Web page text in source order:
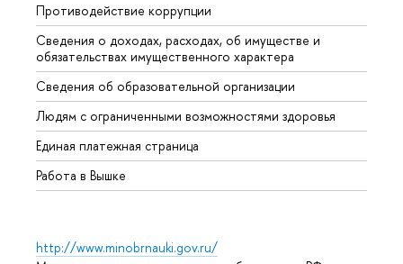
Противодействие коррупции
Сведения о доходах, расходах, об имуществе и
обязательствах имущественного характера
Сведения об образовательной организации
Людям с ограниченными возможностями здоровья
Единая платежная страница
Работа в Вышке
http://www.minobrnauki.gov.ru/